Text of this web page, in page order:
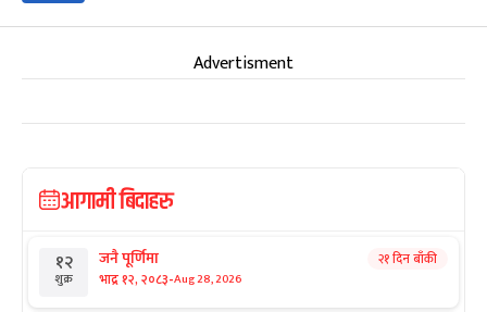
Advertisment
आगामी बिदाहरु
१२
शुक्र
जनै पूर्णिमा
भाद्र १२, २०८३-Aug 28, 2026
२१ दिन बाँकी